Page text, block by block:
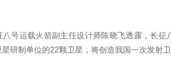
号运载火箭副主任设计师陈晓飞透露，长征
研制单位的22颗卫星，将创造我国一次发射卫